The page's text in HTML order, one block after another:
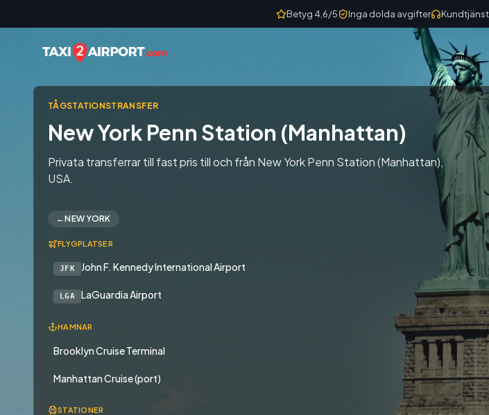
Betyg 4,6/5 Inga dolda avgifter
TÅGSTATIONSTRANSFER
New York Penn Station (Manhattan)
Privata transferrar till fast pris till och från New York Penn Station (Manhattan),
USA.
←NEW YORK
FLYGPLATSER
JFK John F. Kennedy International Airport
LGA LaGuardia Airport
HAMNAR
Brooklyn Cruise Terminal
Manhattan Cruise (port)
STATIONER